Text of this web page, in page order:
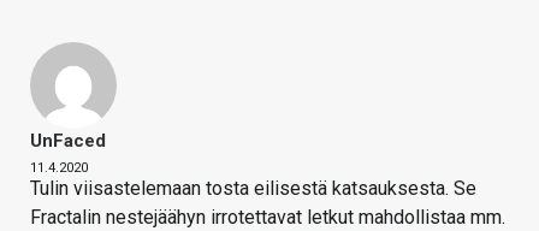
UnFaced
11.4.2020
Tulin viisastelemaan tosta eilisestä katsauksesta. Se
Fractalin nestejäähyn irrotettavat letkut mahdollistaa mm.